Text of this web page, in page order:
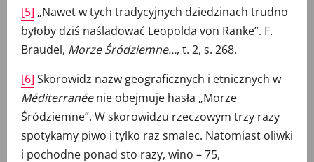
[5] „Nawet w tych tradycyjnych dziedzinach trudno
byłoby dziś naśladować Leopolda von Ranke”. F.
Braudel, Morze Śródziemne…, t. 2, s. 268.
[6] Skorowidz nazw geograficznych i etnicznych w
Méditerranéenie obejmuje hasła „Morze
Śródziemne”. W skorowidzu rzeczowym trzy razy
spotykamy piwo i tylko raz smalec. Natomiast oliwki
i pochodne ponad sto razy, wino – 75,